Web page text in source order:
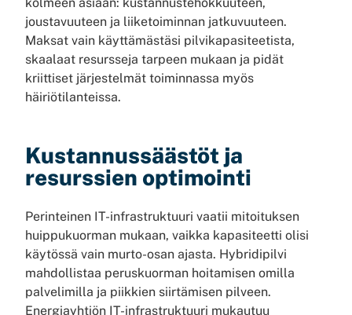
joustavuuteen ja liiketoiminnan jatkuvuuteen.
Maksat vain käyttämästäsi pilvikapasiteetista,
skaalaat resursseja tarpeen mukaan ja pidät
kriittiset järjestelmät toiminnassa myös
häiriötilanteissa.
Kustannussäästöt ja
resurssien optimointi
Perinteinen IT-infrastruktuuri vaatii mitoituksen
huippukuorman mukaan, vaikka kapasiteetti olisi
käytössä vain murto-osan ajasta. Hybridipilvi
mahdollistaa peruskuorman hoitamisen omilla
palvelimilla ja piikkien siirtämisen pilveen.
Energiayhtiön IT-infrastruktuuri mukautuu